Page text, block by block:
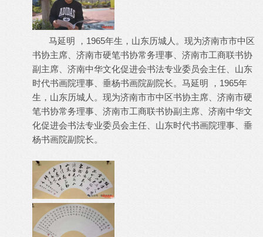
马延明 ，1965年生，山东历城人。现为济南市市中区
书协主席、济南市硬笔书协常务理事、济南市工商联书协
副主席、济南中华文化促进会书法专业委员会主任、山东
时代书画院理事、垂杨书画院副院长。马延明 ，1965年
生，山东历城人。现为济南市市中区书协主席、济南市硬
笔书协常务理事、济南市工商联书协副主席、济南中华文
化促进会书法专业委员会主任、山东时代书画院理事、垂
杨书画院副院长。